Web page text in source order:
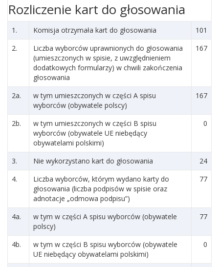
Rozliczenie kart do głosowania
1. Komisja otrzymała kart do głosowania
101
2.
Liczba wyborców uprawnionych do głosowania
(umieszczonych w spisie, z uwzględnieniem
dodatkowych formularzy) w chwili zakończenia
głosowania
167
2a.
w tym umieszczonych w części A spisu
wyborców (obywatele polscy)
167
2b.
w tym umieszczonych w części B spisu
wyborców (obywatele UE niebędący
obywatelami polskimi)
0
3. Nie wykorzystano kart do głosowania
24
4.
Liczba wyborców, którym wydano karty do
głosowania (liczba podpisów w spisie oraz
adnotacje „odmowa podpisu”)
77
4a.
w tym w części A spisu wyborców (obywatele
polscy)
77
4b.
w tym w części B spisu wyborców (obywatele
UE niebędący obywatelami polskimi)
0